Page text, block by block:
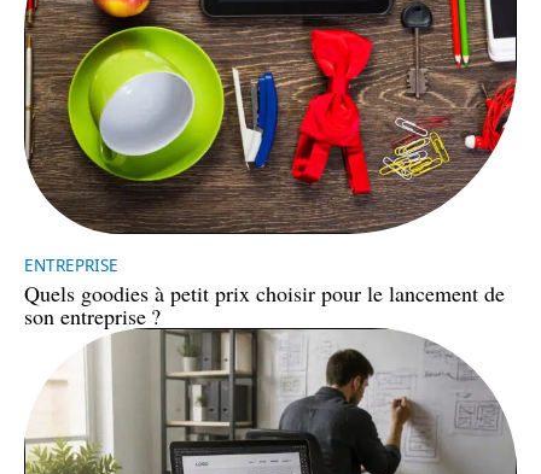
ENTREPRISE
Quels goodies à petit prix choisir pour le lancement de
son entreprise ?